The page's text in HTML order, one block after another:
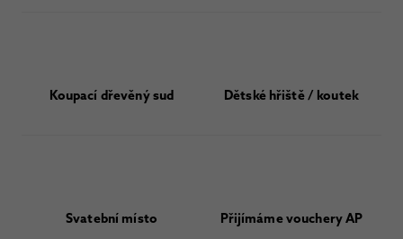
Koupací dřevěný sud Dětské hřiště / koutek
Svatební místo Přijímáme vouchery AP